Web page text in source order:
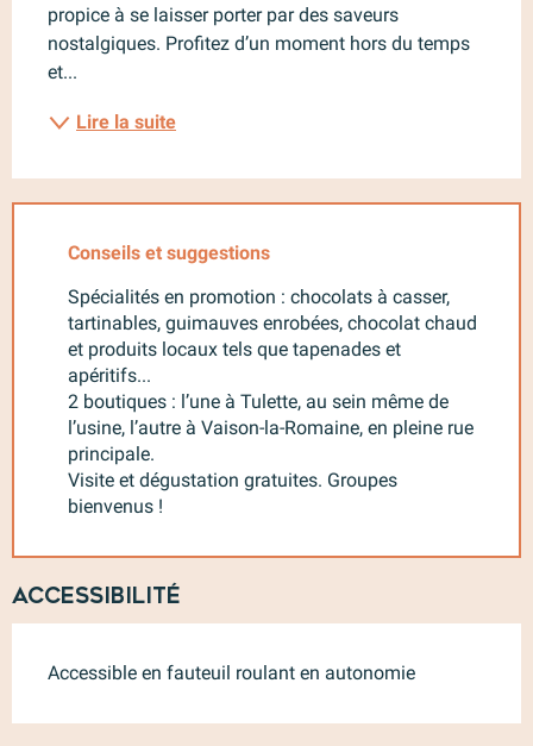
propice à se laisser porter par des saveurs
nostalgiques. Profitez d’un moment hors du temps
et...
Lire la suite
Conseils et suggestions
Spécialités en promotion : chocolats à casser,
tartinables, guimauves enrobées, chocolat chaud
et produits locaux tels que tapenades et
apéritifs...
2 boutiques : l’une à Tulette, au sein même de
l’usine, l’autre à Vaison-la-Romaine, en pleine rue
principale.
Visite et dégustation gratuites. Groupes
bienvenus !
Accessibilité
Accessible en fauteuil roulant en autonomie